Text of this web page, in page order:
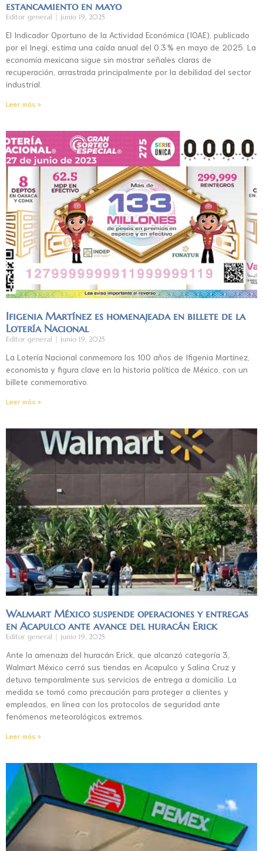
estancamiento en mayo
Editor general junio 19, 2025
El Indicador Oportuno de la Actividad Económica (IOAE), publicado
por el Inegi, estima una caída anual del 0.3 % en mayo de 2025. La
economía mexicana sigue sin mostrar señales claras de
recuperación, arrastrada principalmente por la debilidad del sector
industrial.
Leer más »
Ifigenia Martínez es homenajeada en billete de la
Lotería Nacional
Editor general junio 19, 2025
La Lotería Nacional conmemora los 100 años de Ifigenia Martínez,
economista y figura clave en la historia política de México, con un
billete conmemorativo.
Leer más »
Walmart México suspende operaciones y entregas
en Acapulco ante avance del huracán Erick
Editor general junio 19, 2025
Ante la amenaza del huracán Erick, que alcanzó categoría 3,
Walmart México cerró sus tiendas en Acapulco y Salina Cruz y
detuvo temporalmente sus servicios de entrega a domicilio. La
medida se tomó como precaución para proteger a clientes y
empleados, en línea con los protocolos de seguridad ante
fenómenos meteorológicos extremos.
Leer más »